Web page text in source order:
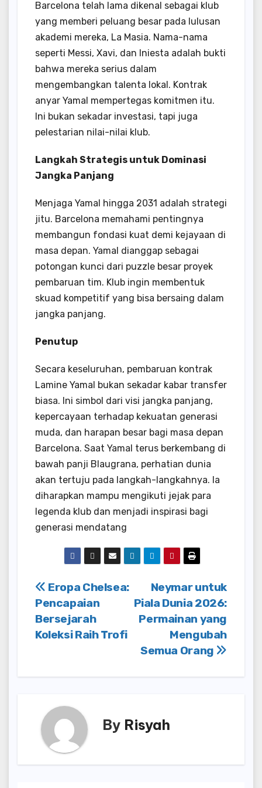
Barcelona telah lama dikenal sebagai klub
yang memberi peluang besar pada lulusan
akademi mereka, La Masia. Nama-nama
seperti Messi, Xavi, dan Iniesta adalah bukti
bahwa mereka serius dalam
mengembangkan talenta lokal. Kontrak
anyar Yamal mempertegas komitmen itu.
Ini bukan sekadar investasi, tapi juga
pelestarian nilai-nilai klub.
Langkah Strategis untuk Dominasi
Jangka Panjang
Menjaga Yamal hingga 2031 adalah strategi
jitu. Barcelona memahami pentingnya
membangun fondasi kuat demi kejayaan di
masa depan. Yamal dianggap sebagai
potongan kunci dari puzzle besar proyek
pembaruan tim. Klub ingin membentuk
skuad kompetitif yang bisa bersaing dalam
jangka panjang.
Penutup
Secara keseluruhan, pembaruan kontrak
Lamine Yamal bukan sekadar kabar transfer
biasa. Ini simbol dari visi jangka panjang,
kepercayaan terhadap kekuatan generasi
muda, dan harapan besar bagi masa depan
Barcelona. Saat Yamal terus berkembang di
bawah panji Blaugrana, perhatian dunia
akan tertuju pada langkah-langkahnya. Ia
diharapkan mampu mengikuti jejak para
legenda klub dan menjadi inspirasi bagi
generasi mendatang
Post
navigation
Neymar untuk
Piala Dunia 2026:
Permainan yang
Mengubah
Semua Orang
Eropa Chelsea:
Pencapaian
Bersejarah
Koleksi Raih Trofi
By Risyah